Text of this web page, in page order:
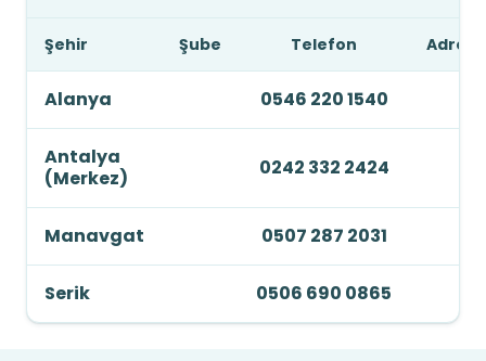
Şehir Şube Telefon Adres
Alanya 0546 220 1540
Antalya
(Merkez)
0242 332 2424
Manavgat 0507 287 2031
Serik 0506 690 0865